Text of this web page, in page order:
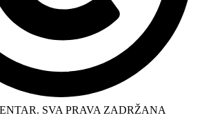
SVA PRAVA ZADRŽANA